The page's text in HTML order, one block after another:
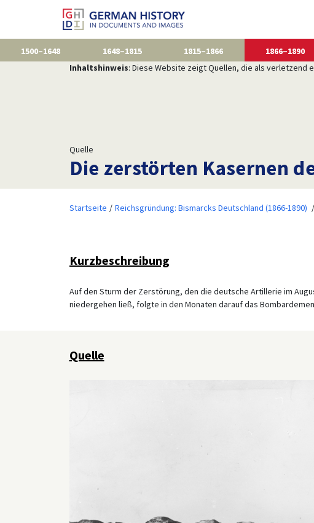
1500–1648 1648–1815 1815–1866 1866–1890
Inhaltshinweis: Diese Website zeigt Quellen, die als verletzend
Quelle
Die zerstörten Kasernen
Startseite Reichsgründung: Bismarcks Deutschland (1866-1890)
Kurzbeschreibung
Auf den Sturm der Zerstörung, den die deutsche Artillerie im
niedergehen ließ, folgte in den Monaten darauf das
Quelle